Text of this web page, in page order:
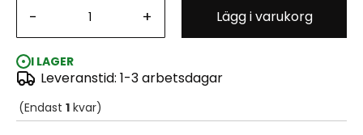
- + Lägg i varukorg
I LAGER
Leveranstid: 1-3 arbetsdagar
(Endast 1 kvar)
IJAAF #31 Cha Kasshoku (Tea color)